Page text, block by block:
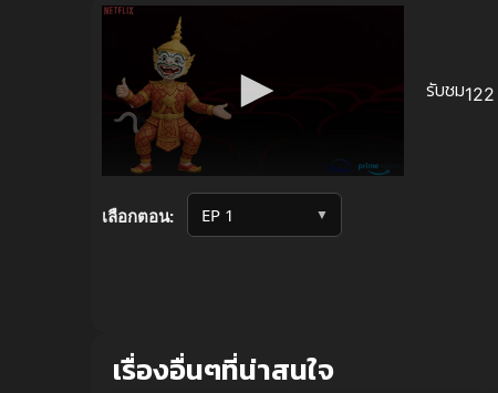
เลือกตอน: ▼
รับชม
เรื่องอื่นๆที่น่าสนใจ